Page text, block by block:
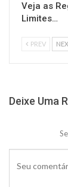
Veja as
Limites…
PREV
Deixe Uma